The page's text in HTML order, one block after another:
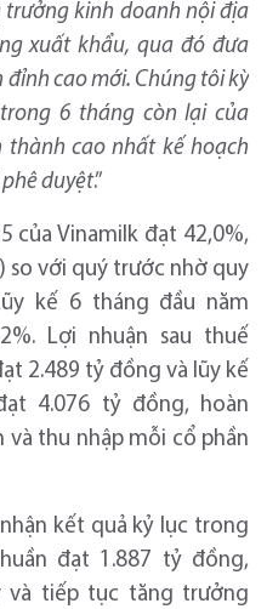
kinh doanh nội địa
xuất khẩu, qua đó đưa
cao mới. Chúng tôi kỳ
6 tháng còn lại của
thành cao nhất kế hoạch
duyệt.”
của Vinamilk đạt 42,0%,
so với quý trước nhờ quy
kế 6 tháng đầu năm
Lợi nhuận sau thuế
2.489 tỷ đồng và lũy kế
4.076 tỷ đồng, hoàn
và thu nhập mỗi cổ phần
kết quả kỷ lục trong
đạt 1.887 tỷ đồng,
và tiếp tục tăng trưởng